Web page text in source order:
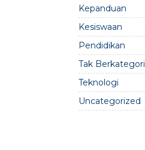
Kepanduan
Kesiswaan
Pendidikan
Tak Berkategori
Teknologi
Uncategorized